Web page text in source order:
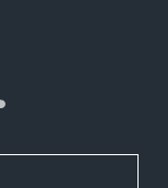
SoundCloud